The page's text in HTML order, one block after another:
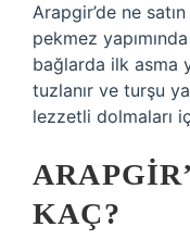
Arapgir’de ne
pekmez
bağlarda ilk asma
tuzlanır ve turşu
lezzetli dolmaları
KAÇ?